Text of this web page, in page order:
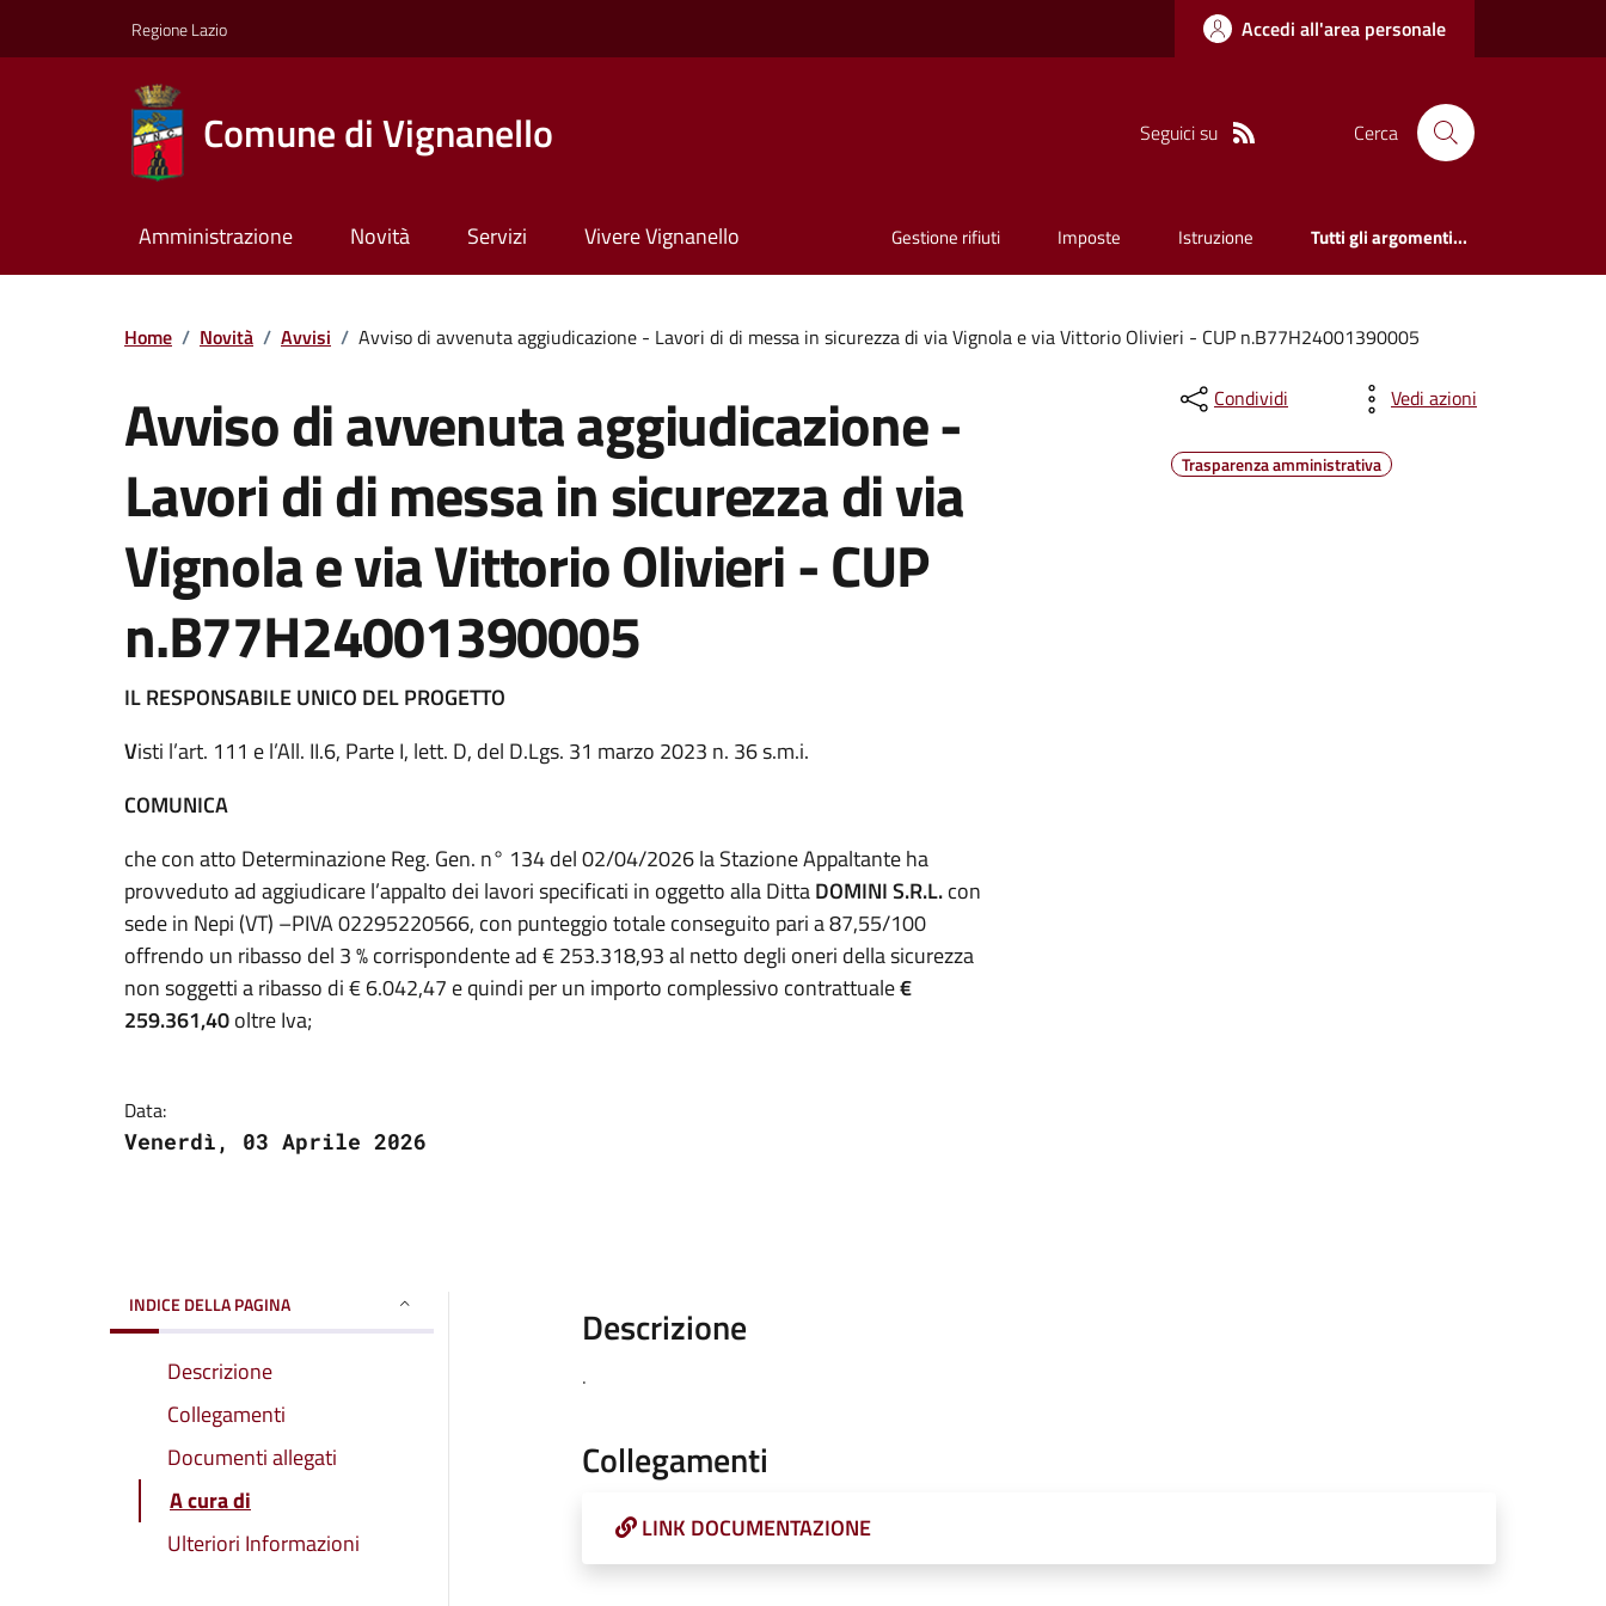
Regione Lazio Accedi all'area personale
Comune di Vignanello Seguici su Cerca
Amministrazione Novità Servizi Vivere Vignanello Gestione rifiuti Imposte Istruzione Tutti gli argomenti...
Home / Novità / Avvisi / Avviso di avvenuta aggiudicazione - Lavori di di messa in sicurezza di via Vignola e via Vittorio Olivieri - CUP n.B77H24001390005
Avviso di avvenuta aggiudicazione -
Lavori di di messa in sicurezza di via
Vignola e via Vittorio Olivieri - CUP
n.B77H24001390005
IL RESPONSABILE UNICO DEL PROGETTO
Visti l’art. 111 e l’All. II.6, Parte I, lett. D, del D.Lgs. 31 marzo 2023 n. 36 s.m.i.
COMUNICA
che con atto Determinazione Reg. Gen. n° 134 del 02/04/2026 la Stazione Appaltante ha
provveduto ad aggiudicare l’appalto dei lavori specificati in oggetto alla DittaDOMINI S.R.L.con
sede in Nepi (VT) –PIVA 02295220566, con punteggio totale conseguito pari a 87,55/100
offrendo un ribasso del 3 % corrispondente ad € 253.318,93 al netto degli oneri della sicurezza
non soggetti a ribasso di € 6.042,47 e quindi per un importo complessivo contrattuale€
259.361,40oltre Iva;
Data:
Venerdì, 03 Aprile 2026
Condividi Vedi azioni
Trasparenza amministrativa
INDICE DELLA PAGINA
Descrizione
Collegamenti
Documenti allegati
A cura di
Ulteriori Informazioni
Descrizione
.
Collegamenti
LINK DOCUMENTAZIONE